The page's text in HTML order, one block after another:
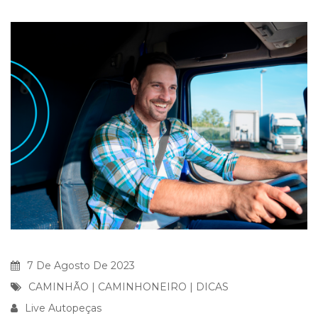
7 De Agosto De 2023
CAMINHÃO | CAMINHONEIRO | DICAS
Live Autopeças